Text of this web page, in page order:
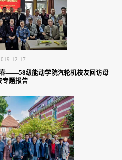
12-17
——58级能动学院汽轮机校友回访母
专题报告